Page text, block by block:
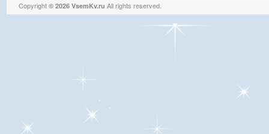
Copyright © 2026 VsemKv.ru All rights reserved.